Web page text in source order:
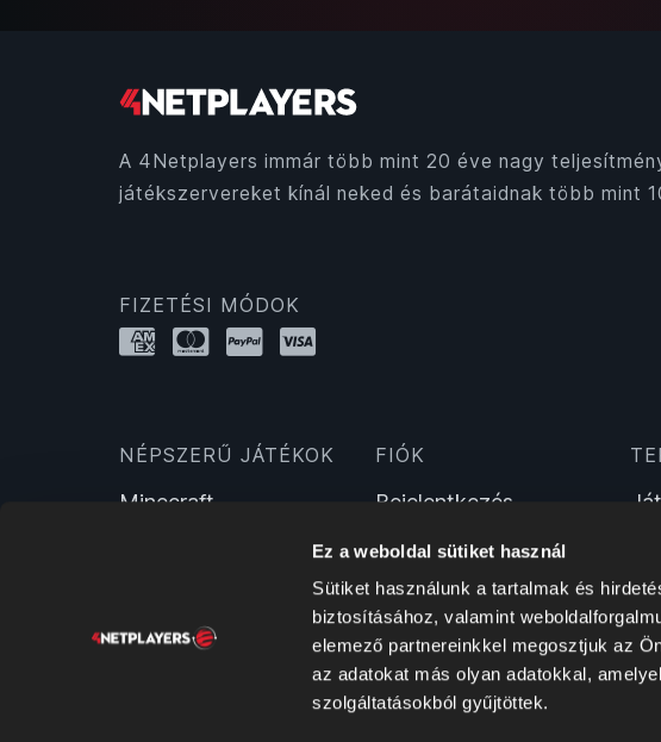
Ez a weboldal sütiket használ
Sütiket használunk a tartalmak és
biztosításához, valamint
elemező partnereinkkel megosztjuk az
az adatokat más olyan adatokkal,
szolgáltatásokból gyűjtöttek.
A 4Netplayers immár több mint 20 éve nagy
játékszervereket kínál neked és barátaidnak több mint
FIZETÉSI MÓDOK
NÉPSZERŰ JÁTÉKOK
Minecraft
Farming Simulator 25
ARK: Survival Evolved
FIÓK
Bejelentkezés